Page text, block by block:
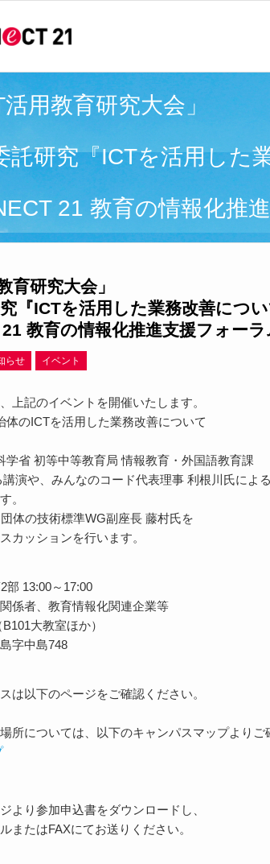
用教育研究大会」
託研究『ICTを活用した
21 教育の情報化推
育研究大会」
『ICTを活用した業務改善につ
教育の情報化推進支援フォーラ
らせ イベント
上記のイベントを開催いたします。
のICTを活用した業務改善について
省 初等中等教育局 情報教育・外国語教育課
演や、みんなのコード代表理事 利根川氏による
。
体の技術標準WG副座長 藤村氏を
カッションを行います。
13:00～17:00
係者、教育情報化関連企業等
大教室ほか）
中島748
は以下のページをご確認ください。
所については、以下のキャンパスマップよりご
より参加申込書をダウンロードし、
またはFAXにてお送りください。